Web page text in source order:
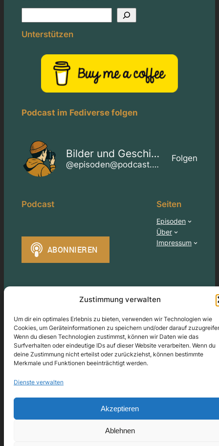
Zustimmung verwalten
Um dir ein optimales Erlebnis zu bieten, verwenden wir Technologien wie
Cookies, um Geräteinformationen zu speichern und/oder darauf
Wenn du diesen Technologien zustimmst, können wir Daten wie das
Surfverhalten oder eindeutige IDs auf dieser Website verarbeiten. Wenn du
deine Zustimmung nicht erteilst oder zurückziehst, können bestimmte
Merkmale und Funktionen beeinträchtigt werden.
Dienste verwalten
Akzeptieren
Ablehnen
c
Unterstützen
Podcast im Fediverse folgen
Bilder und Geschichten
@episoden@podcast.bilderzeigen.de
Folgen
Podcast Seiten
Episoden
Über
Impressum
Gestaltet mit WordPress – ©2024 Michael Koopmann –
All rights reserved / Bitte das Urheberrecht beachten